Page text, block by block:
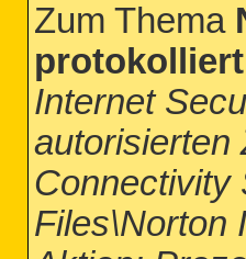
Zum Thema
protokolliert
Internet
autorisierten
Connectivity
Files\Norton